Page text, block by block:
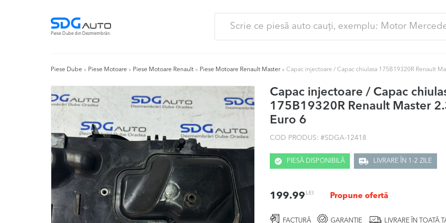
Piese Dube din Dezmembrări
Piese Dube » Piese Motoare » Piese Motoare Renault » Piese Motoare Renault Master» Capac injectoare / Capac chiulasa 175B19320R Renault
Capac injectoare / Capac
175B19320R Renault Master
Euro 6
COD PRODUS: #SDGA-12418
PIESĂ DISPONIBILĂ LIVRARE ÎN 1-2 ZILE
199.99 LEI Propune ofertă
FACTURĂ GARANȚIE LIVRARE ÎN TOATĂ